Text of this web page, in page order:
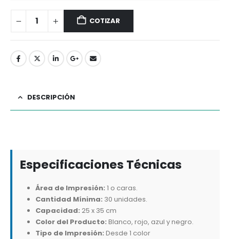
COTIZAR
DESCRIPCIÓN
Especificaciones Técnicas
Área de Impresión: 1 o caras.
Cantidad Mínima: 30 unidades.
Capacidad: 25 x 35 cm
Color del Producto: Blanco, rojo, azul y negro.
Tipo de Impresión: Desde 1 color